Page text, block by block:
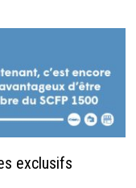
exclusifs